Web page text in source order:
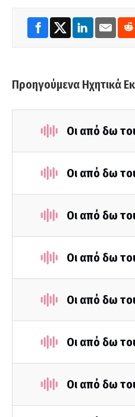
Προηγούμενα Ηχητικά
Οι από δω
Οι από δω
Οι από δω
Οι από δω
Οι από δω
Οι από δω
Οι από δω